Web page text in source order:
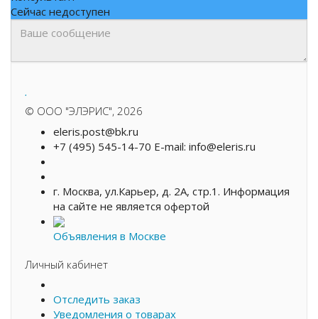
Сейчас недоступен
.
© ООО "ЭЛЭРИС", 2026
eleris.post@bk.ru
+7 (495) 545-14-70 E-mail: info@eleris.ru
г. Москва, ул.Карьер, д. 2А, стр.1. Информация
на сайте не является офертой
Объявления в Москве
Личный кабинет
Отследить заказ
Уведомления о товарах